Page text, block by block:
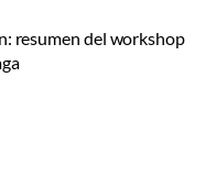
resumen del workshop